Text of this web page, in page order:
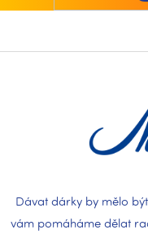
á
Dávat dárky by mělo být
vám pomáháme dělat